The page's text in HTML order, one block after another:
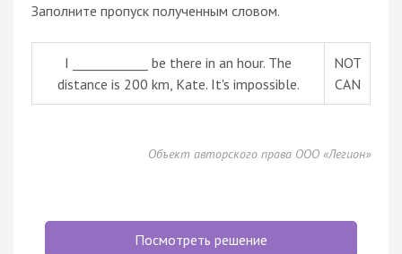
Заполните пропуск полученным словом.
I ____________ be there in an hour. The
distance is 200 km, Kate. It's impossible.
NOT
CAN
Объект авторского права ООО «Легион»
Посмотреть решение